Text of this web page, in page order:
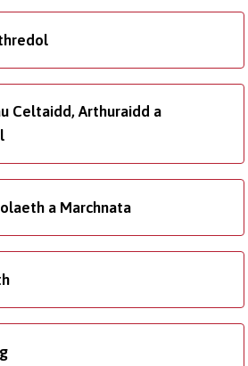
Celtaidd, Arthuraidd a
a Marchnata